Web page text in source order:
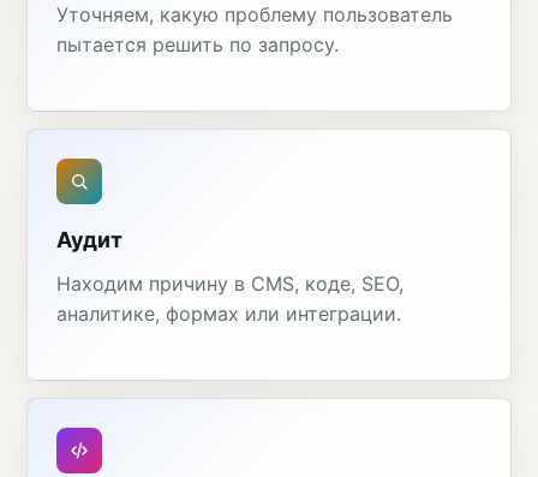
Уточняем, какую проблему пользователь
пытается решить по запросу.
Аудит
Находим причину в CMS, коде, SEO,
аналитике, формах или интеграции.